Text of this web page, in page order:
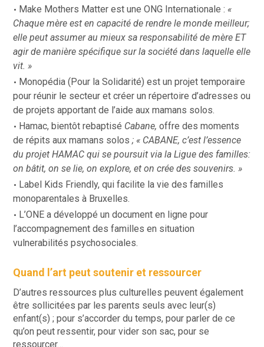
Make Mothers Matterest une ONG Internationale : «
Chaque mère est en capacité de rendre le monde meilleur;
elle peut assumer au mieux sa responsabilité de mère ET
agir de manière spécifique sur la société dans laquelle elle
vit. »
Monopédia (Pour la Solidarité) est un projet temporaire
pour réunir le secteur et créer un répertoire d’adresses ou
de projets apportant de l’aide aux mamans solos.
Hamac, bientôt rebaptisé Cabane,offre des moments
de répits aux mamans solos ; « CABANE, c’est l’essence
du projet HAMAC qui se poursuit via la Ligue des familles:
on bâtit, on se lie, on explore, et on crée des souvenirs. »
Label Kids Friendly, qui facilite la vie des familles
monoparentales à Bruxelles.
L’ONE a développé un document en ligne pour
l’accompagnement des familles en situation
vulnerabilités psychosociales.
Quand l’art peut soutenir et ressourcer
D’autres ressources plus culturelles peuvent également
être sollicitées par les parents seuls avec leur(s)
enfant(s) ; pour s’accorder du temps, pour parler de ce
qu’on peut ressentir, pour vider son sac, pour se
ressourcer…